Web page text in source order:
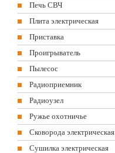
Печь СВЧ
Плита электрическая
Приставка
Проигрыватель
Пылесос
Радиоприемник
Радиоузел
Ружье охотничье
Сковорода электрическая
Сушилка электрическая